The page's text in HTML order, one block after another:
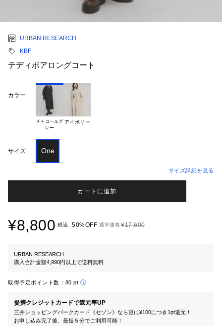
URBAN RESEARCH
KBF
テディボアロングコート
カラー
チャコールグ アイボリー
サイズ One
サイズ詳細を見る
カートに追加
¥8,800 税込 50%OFF 通常価格¥17,600
URBAN RESEARCH
購入合計金額4,990円以上で送料無料
取得予定ポイント数： 80 pt
提携クレジットカードで還元率UP
三井ショッピングパークカード《セゾン》なら更に¥100につき1pt還元！
お申し込み完了後、最短５分でご利用可能！